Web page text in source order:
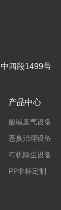
四段1499号
产品中心
酸碱废气设备
恶臭治理设备
有机除尘设备
PP非标定制